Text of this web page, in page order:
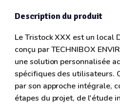
Description du produit
Le Tristock XXX est un local
conçu par TECHNIBOX
une solution personnalisée
spécifiques des utilisateurs.
par son approche intégrale,
étapes du projet, de l'étude